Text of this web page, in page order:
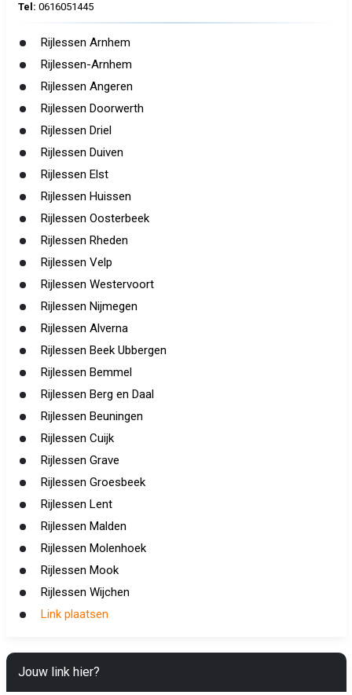
Tel: 0616051445
Rijlessen Arnhem
Rijlessen-Arnhem
Rijlessen Angeren
Rijlessen Doorwerth
Rijlessen Driel
Rijlessen Duiven
Rijlessen Elst
Rijlessen Huissen
Rijlessen Oosterbeek
Rijlessen Rheden
Rijlessen Velp
Rijlessen Westervoort
Rijlessen Nijmegen
Rijlessen Alverna
Rijlessen Beek Ubbergen
Rijlessen Bemmel
Rijlessen Berg en Daal
Rijlessen Beuningen
Rijlessen Cuijk
Rijlessen Grave
Rijlessen Groesbeek
Rijlessen Lent
Rijlessen Malden
Rijlessen Molenhoek
Rijlessen Mook
Rijlessen Wijchen
Link plaatsen
Jouw link hier?